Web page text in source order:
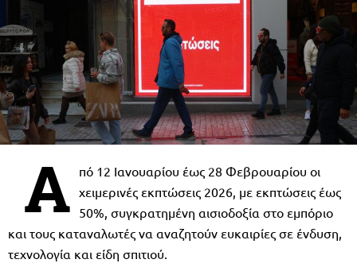
Α πό 12 Ιανουαρίου έως 28 Φεβρουαρίου οι
χειμερινές εκπτώσεις 2026, με εκπτώσεις έως
50%, συγκρατημένη αισιοδοξία στο εμπόριο
και τους καταναλωτές να αναζητούν ευκαιρίες σε ένδυση,
τεχνολογία και είδη σπιτιού.